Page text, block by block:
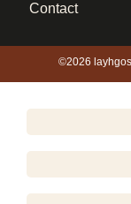
Contact
©2026